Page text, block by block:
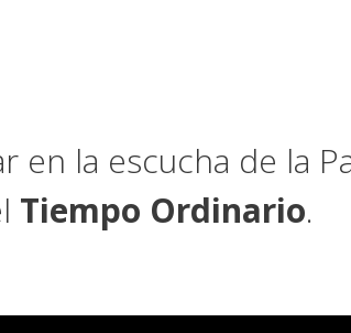
en la escucha de la
Tiempo Ordinario.